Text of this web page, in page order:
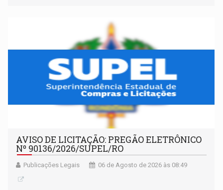
AVISO DE LICITAÇÃO: PREGÃO ELETRÔNICO
Nº 90136/2026/SUPEL/RO
Publicações Legais 06 de Agosto de 2026 às 08:49